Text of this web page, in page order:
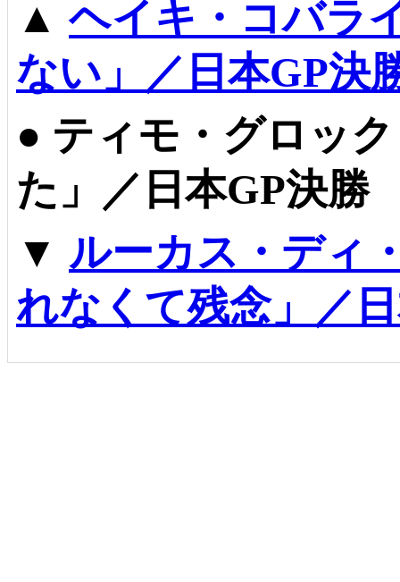
▲ ヘイキ・コバラ
ない」／日本GP決
● ティモ・グロッ
た」／日本GP決勝
▼ ルーカス・ディ
れなくて残念」／